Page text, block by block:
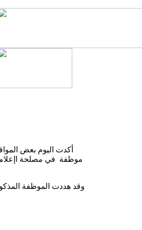
أكدت اليوم بعض
موظفة في مصلحة
وقد هددت الموظفة